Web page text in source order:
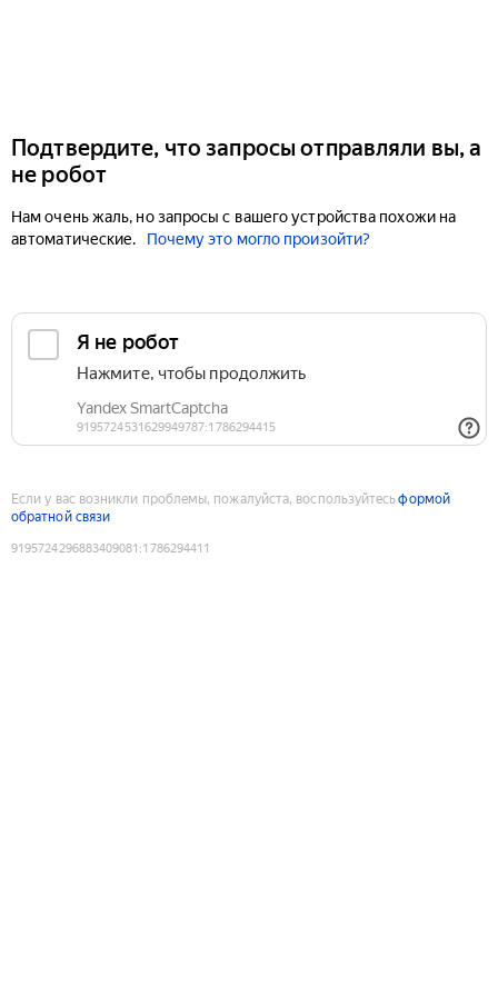
Подтвердите, что запросы отправляли вы, а
не робот
Нам очень жаль, но запросы с вашего устройства похожи на
автоматические.
Почему это могло произойти?
Если у вас возникли проблемы, пожалуйста, воспользуйтесьформой
обратной связи
9195724296883409081 :1786294411